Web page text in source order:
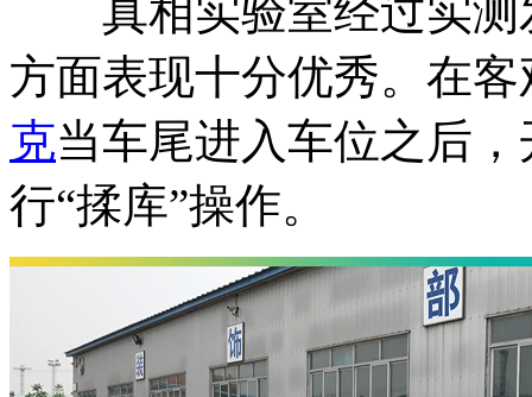
真相实验室经过实测
方面表现十分优秀。在
克当车尾进入车位之后
行“揉库”操作。